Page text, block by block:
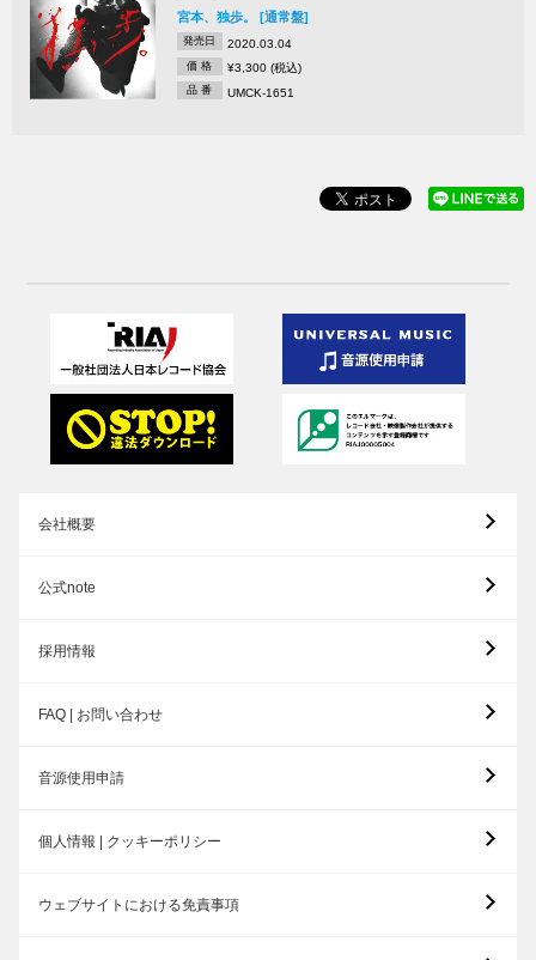
宮本、独歩。 [通常盤]
発売日 2020.03.04
価 格 ¥3,300 (税込)
品 番 UMCK-1651
会社概要
公式note
採用情報
FAQ | お問い合わせ
音源使用申請
個人情報 | クッキーポリシー
ウェブサイトにおける免責事項